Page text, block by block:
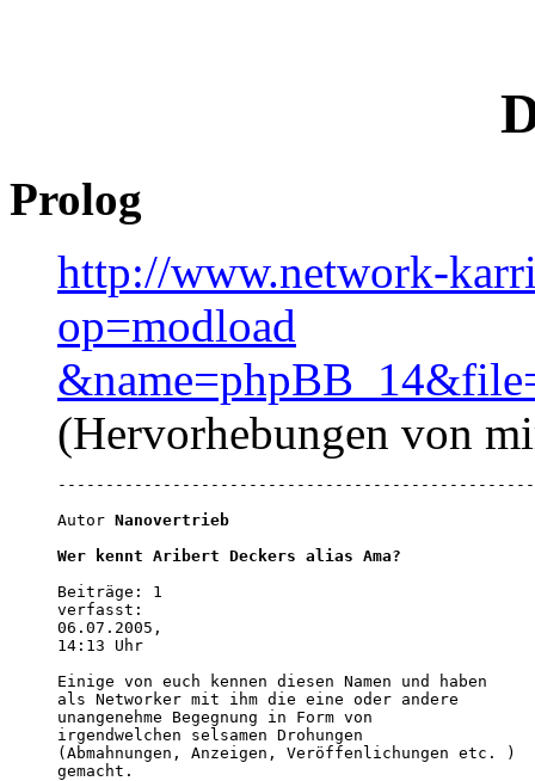
Prolog
http://www.network-
op=modload
(Hervorhebungen von
Autor Nanovertrieb
Wer kennt Aribert Deckers alias Ama?
Beiträge: 1
verfasst:
06.07.2005,
14:13 Uhr
Einige von euch kennen diesen Namen und haben
als Networker mit ihm die eine oder andere
unangenehme Begegnung in Form von
irgendwelchen selsamen Drohungen
(Abmahnungen, Anzeigen, Veröffenlichungen etc. )
gemacht.